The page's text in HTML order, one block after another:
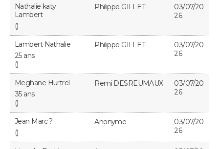
Nathalie katy
Lambert
()
Philippe GILLET
03/07/20
26
Lambert Nathalie
25 ans
()
Philippe GILLET
03/07/20
26
Meghane Hurtrel
35 ans
()
Remi DESREUMAUX
03/07/20
26
Jean Marc ?
()
Anonyme
03/07/20
26